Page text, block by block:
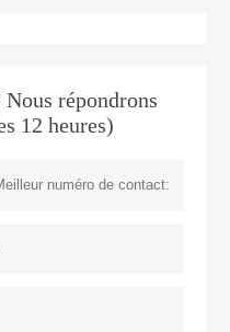
répondrons
12 heures)